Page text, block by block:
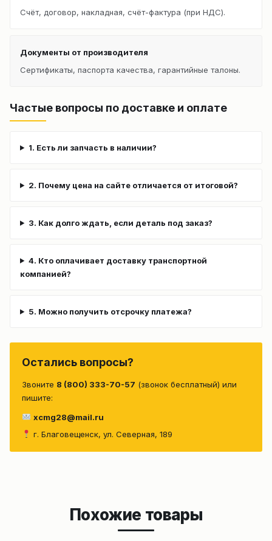
Счёт, договор, накладная, счёт-фактура (при НДС).
Документы от производителя
Сертификаты, паспорта качества, гарантийные талоны.
Частые вопросы по доставке и оплате
1. Есть ли запчасть в наличии?
2. Почему цена на сайте отличается от итоговой?
3. Как долго ждать, если деталь под заказ?
4. Кто оплачивает доставку транспортной
компанией?
5. Можно получить отсрочку платежа?
Остались вопросы?
Звоните 8 (800) 333-70-57 (звонок бесплатный) или
пишите:
xcmg28@mail.ru
г. Благовещенск, ул. Северная, 189
Похожие товары